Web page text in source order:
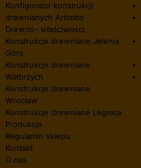
Konfigurator konstrukcji
drewnianych Artimbo
Drewno- właściwości
Konstrukcje drewniane Jelenia
Góra
Konstrukcje drewniane
Wałbrzych
Konstrukcje drewniane
Wrocław
Konstrukcje drewniane Legnica
Produkcja
Regulamin sklepu
Kontakt
O nas